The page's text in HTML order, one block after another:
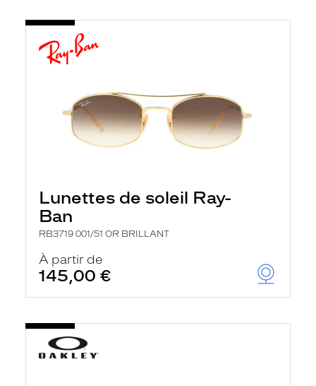
Lunettes de soleil Ray-
Ban
RB3719 001/51 OR BRILLANT
À partir de
145,00 €